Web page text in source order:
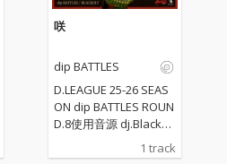
咲
dip BATTLES
D.LEAGUE 25-26 SEAS
ON dip BATTLES ROUN
D.8使用音源 dj.Blackol
1 track